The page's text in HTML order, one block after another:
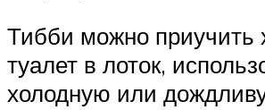
Тибби можно приучить
туалет в лоток,
холодную или